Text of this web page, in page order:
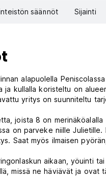
säännöt Sijainti
alapuolella
ja kullalla koristeltu on
yritys on suunniteltu
joista 8 on
on parveke niille
Saat myös ilmaisen
aikaan, yöuinti
missä ne häviävät ja ovat